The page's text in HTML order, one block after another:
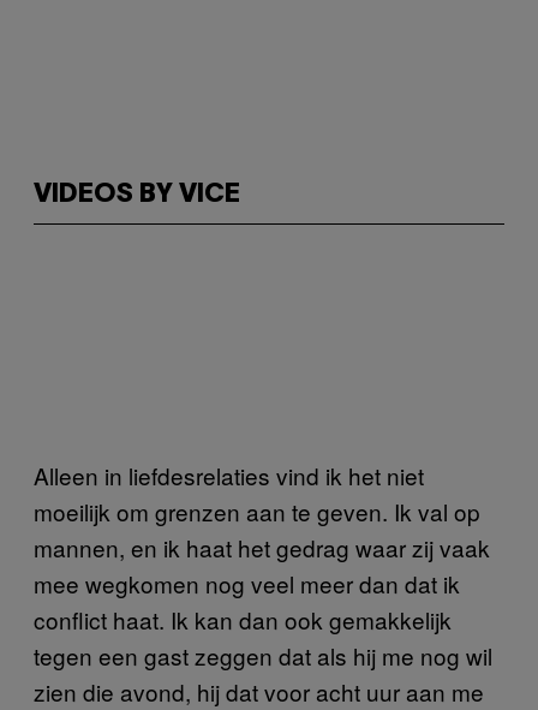
VIDEOS BY VICE
Alleen in liefdesrelaties vind ik het niet
moeilijk om grenzen aan te geven. Ik val op
mannen, en ik haat het gedrag waar zij vaak
mee wegkomen nog veel meer dan dat ik
conflict haat. Ik kan dan ook gemakkelijk
tegen een gast zeggen dat als hij me nog wil
zien die avond, hij dat voor acht uur aan me